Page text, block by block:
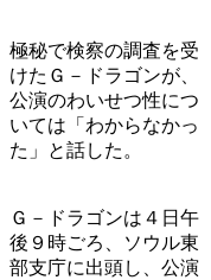
極秘で検察の調査を受
けたＧ－ドラゴンが、
公演のわいせつ性につ
いては「わからなかっ
た」と話した。
Ｇ－ドラゴンは４日午
後９時ごろ、ソウル東
部支庁に出頭し、公演